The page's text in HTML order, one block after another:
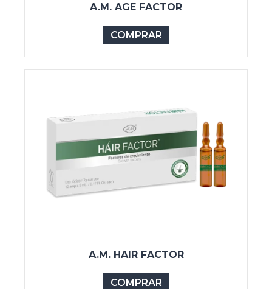
A.M. AGE FACTOR
COMPRAR
A.M. HAIR FACTOR
COMPRAR